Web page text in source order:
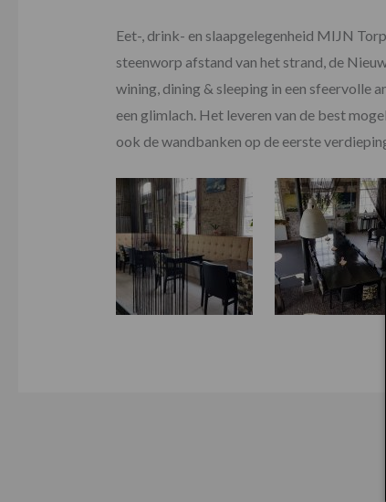
Eet-, drink- en slaapgelegenheid MIJN
steenworp afstand van het strand, de
wining, dining & sleeping in een sfeervolle
een glimlach. Het leveren van de best
ook de wandbanken op de eerste